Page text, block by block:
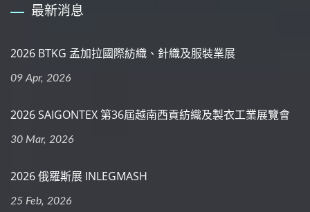
最新消息
2026 BTKG 孟加拉國際紡織、針織及服裝業展
09 Apr, 2026
2026 SAIGONTEX 第36屆越南西貢紡織及製衣工業展覽會
30 Mar, 2026
2026 俄羅斯展 INLEGMASH
25 Feb, 2026